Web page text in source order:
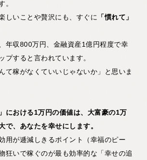
。
しいことや贅沢にも、すぐに
「慣れて」
年収800万円、金融資産1億円程度で幸
プすると言われています。
て稼がなくていいじゃないか」と思いま
における1万円の価値は、大富豪の1万
で、あなたを幸せにします。
用が逓減しきるポイント（幸福のピー
狂いで稼ぐのが最も効率的な「幸せの追